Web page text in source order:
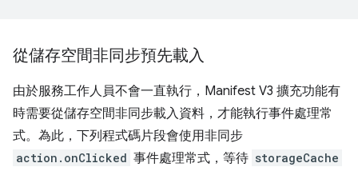
從儲存空間非同步預先載入
由於服務工作人員不會一直執行，Manifest V3 擴充功能有
時需要從儲存空間非同步載入資料，才能執行事件處理常
式。為此，下列程式碼片段會使用非同步
action.onClicked 事件處理常式，等待 storageCache